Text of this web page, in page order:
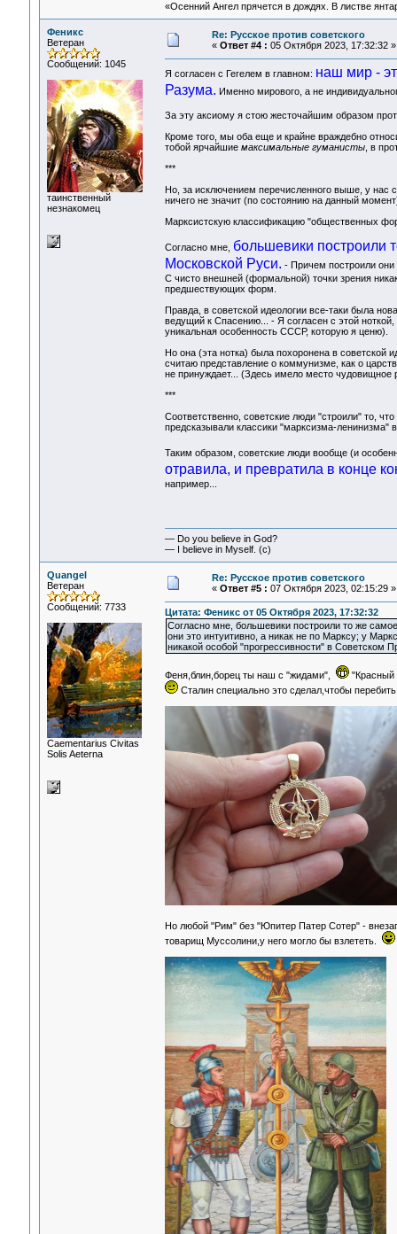
«Осенний Ангел прячется в дождях. В листве
Феникс
Ветеран
Сообщений: 1045
таинственный
незнакомец
Re: Русское против советского
« Ответ #4 : 05 Октября 2023, 17:32:32 »
Я согласен с Гегелем в главном: наш мир -
Разума. Именно мирового, а не
За эту аксиому я стою жесточайшим образом
Кроме того, мы оба еще и крайне враждебно
тобой ярчайшие максимальные гуманисты, в
***
Но, за исключением перечисленного выше, у нас
ничего не значит (по состоянию на данный
Марксистскую классификацию "общественных
Согласно мне, большевики построили
Московской Руси. - Причем построили они
С чисто внешней (формальной) точки зрения
предшествующих форм.
Правда, в советской идеологии все-таки была
ведущий к Спасению... - Я согласен с этой
уникальная особенность СССР, которую я ценю).
Но она (эта нотка) была похоронена в советской
считаю представление о коммунизме, как о
не принуждает... (Здесь имело место
***
Соответственно, советские люди "строили" то,
предсказывали классики "марксизма-ленинизма"
Таким образом, советские люди вообще (и
отравила, и превратила в конце
например...
— Do you believe in God?
— I believe in Myself. (c)
Quangel
Ветеран
Сообщений: 7733
Сaementarius Civitas
Solis Aeterna
Re: Русское против советского
« Ответ #5 : 07 Октября 2023, 02:15:29 »
Цитата: Феникс от 05 Октября 2023, 17:32:32
Согласно мне, большевики построили то же
они это интуитивно, а никак не по Марксу; у
никакой особой "прогрессивности" в
Феня,блин,борец ты наш с "жидами",
"Красный
Сталин специально это сделал,чтобы
Но любой "Рим" без "Юпитер Патер Сотер" -
товарищ Муссолини,у него могло бы взлететь.